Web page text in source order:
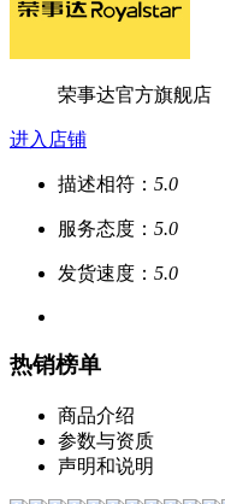
荣事达官方旗舰店
进入店铺
描述相符： 5.0
服务态度： 5.0
发货速度： 5.0
热销榜单
商品介绍
参数与资质
声明和说明